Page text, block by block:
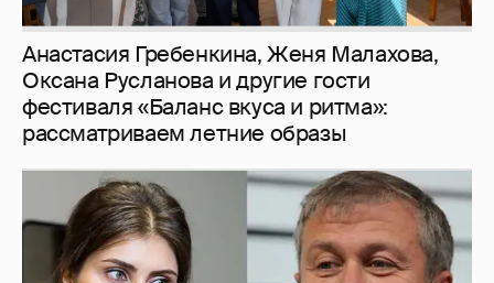
И снова невеста 357